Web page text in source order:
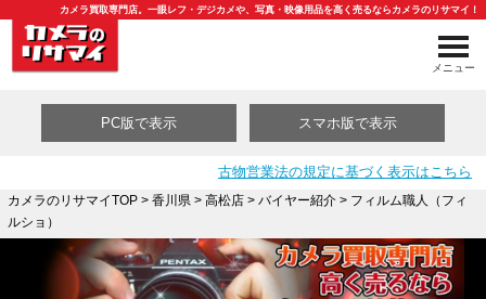
カメラ買取専門店。一眼レフ・デジカメや、写真・映像用品を高く売るならカメラのリサマイ！
メニュー
PC版で表示 スマホ版で表示
古物営業法の規定に基づく表示はこちら
カメラのリサマイTOP> 香川県 > 高松店> バイヤー紹介> フィルム職人（フィ
ルショ）